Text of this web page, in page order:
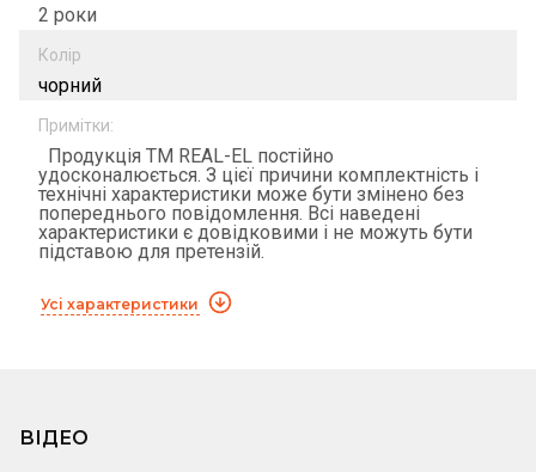
2 роки
Колір
чорний
Примітки:
Продукція ТМ REAL-EL постійно
удосконалюється. З цієї причини комплектність і
технічні характеристики може бути змінено без
попереднього повідомлення. Всі наведені
характеристики є довідковими і не можуть бути
підставою для претензій.
Усі характеристики
ВІДЕО